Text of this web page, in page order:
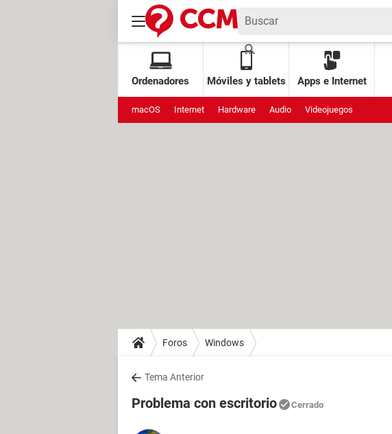
Ordenadores Móviles y tablets Apps e Internet
macOS Internet Hardware Audio Videojuegos
Foros Windows
Tema Anterior
Problema con escritorio Cerrado